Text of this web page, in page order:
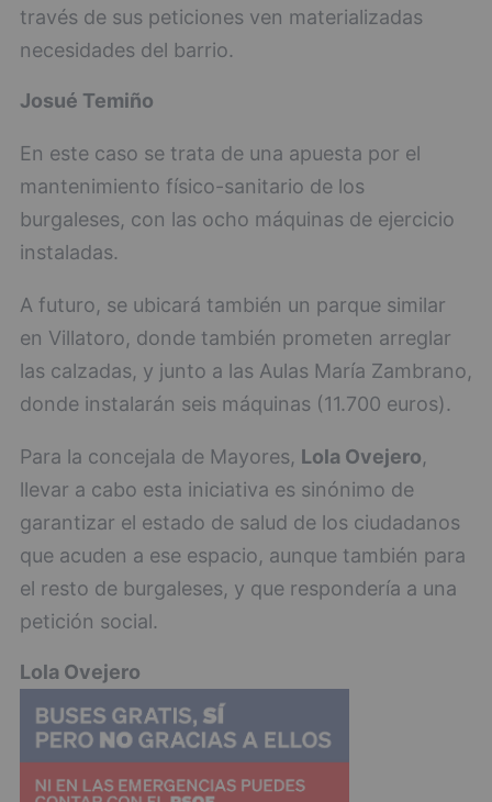
través de sus peticiones ven materializadas
necesidades del barrio.
Josué Temiño
En este caso se trata de una apuesta por el
mantenimiento físico-sanitario de los
burgaleses, con las ocho máquinas de ejercicio
instaladas.
A futuro, se ubicará también un parque similar
en Villatoro, donde también prometen arreglar
las calzadas, y junto a las Aulas María Zambrano,
donde instalarán seis máquinas (11.700 euros).
Para la concejala de Mayores, Lola Ovejero,
llevar a cabo esta iniciativa es sinónimo de
garantizar el estado de salud de los ciudadanos
que acuden a ese espacio, aunque también para
el resto de burgaleses, y que respondería a una
petición social.
Lola Ovejero